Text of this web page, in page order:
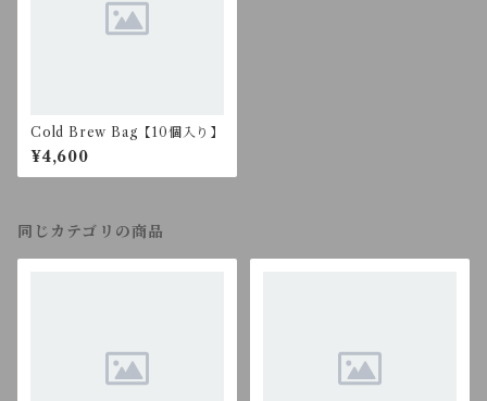
Cold Brew Bag【10個入り】
¥4,600
同じカテゴリの商品